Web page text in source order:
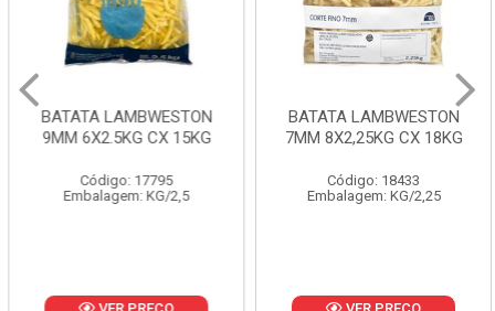
BATATA LAMBWESTON
9MM 6X2.5KG CX 15KG
Código: 17795
Embalagem: KG/2,5
BATATA LAMBWESTON
7MM 8X2,25KG CX 18KG
Código: 18433
Embalagem: KG/2,25